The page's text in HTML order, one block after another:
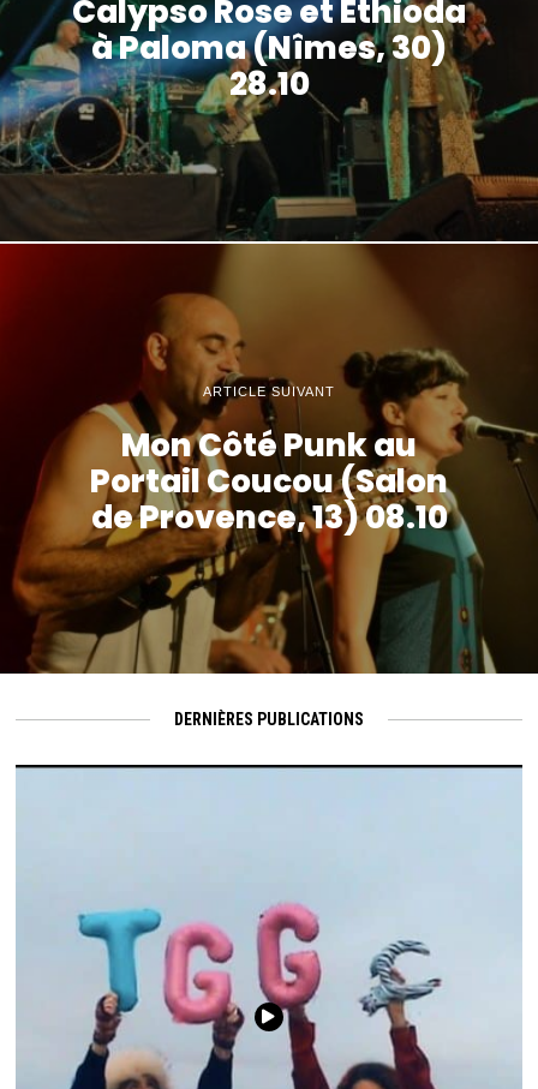
Calypso Rose et Ethioda
à Paloma (Nîmes, 30)
28.10
ARTICLE SUIVANT
Mon Côté Punk au
Portail Coucou (Salon
de Provence, 13) 08.10
DERNIÈRES PUBLICATIONS